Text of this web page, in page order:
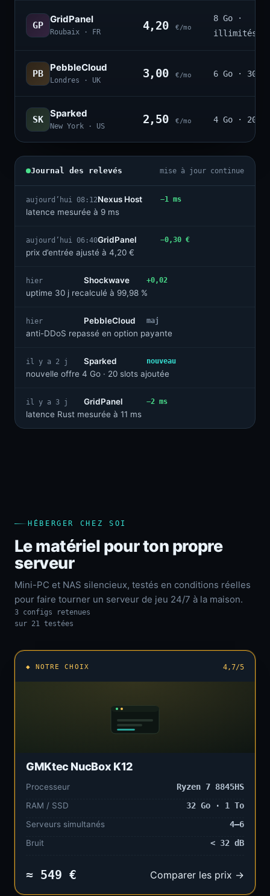
GP
GridPanel
Roubaix · FR 4,20 €/mo
8 Go ·
illimités
PB
PebbleCloud
Londres · UK
3,00 €/mo 6 Go · 30
SK
Sparked
New York · US
2,50 €/mo 4 Go · 20
Journal des relevés mise à jour continue
aujourd’hui 08:12Nexus Host
latence mesurée à 9 ms
−1 ms
aujourd’hui 06:40GridPanel
prix d’entrée ajusté à 4,20 €
−0,30 €
hier
Shockwave
uptime 30 j recalculé à 99,98 %
+0,02
hier
PebbleCloud
anti-DDoS repassé en option payante
maj
il y a 2 j
Sparked
nouvelle offre 4 Go · 20 slots ajoutée
nouveau
il y a 3 j
GridPanel
latence Rust mesurée à 11 ms
−2 ms
HÉBERGER CHEZ SOI
Le matériel pour ton propre
serveur
Mini-PC et NAS silencieux, testés en conditions réelles
pour faire tourner un serveur de jeu 24/7 à la maison.
3 configs retenues
sur 21 testées
◆ NOTRE CHOIX 4,7/5
GMKtec NucBox K12
Processeur
Ryzen 7 8845HS
RAM / SSD
32 Go · 1 To
Serveurs simultanés
4–6
Bruit
< 32 dB
≈ 549 € Comparer les prix →